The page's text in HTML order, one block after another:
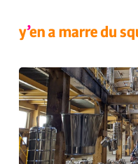
Aller au contenu principal